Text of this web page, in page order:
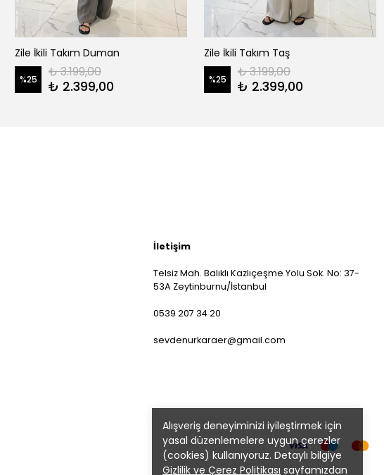
Alışveriş deneyiminizi iyileştirmek için
yasal düzenlemelere uygun çerezler
(cookies) kullanıyoruz. Detaylı bilgiye
Gizlilik ve Çerez Politikası sayfamızdan
Zile İkili Takım Duman
%25 ₺ 3.199,00
₺ 2.399,00
Zile İkili Takım Taş
%25 ₺ 3.199,00
₺ 2.399,00
İletişim
Telsiz Mah. Balıklı Kazlıçeşme Yolu Sok. No: 37-
53A Zeytinburnu/İstanbul
0539 207 34 20
sevdenurkaraer@gmail.com